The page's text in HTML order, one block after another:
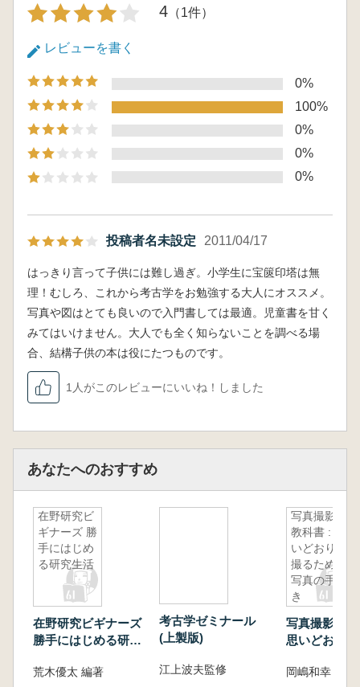
4 （1件）
レビューを書く
0%
100%
0%
0%
0%
投稿者名未設定 2011/04/17
はっきり言って子供には難し過ぎ。小学生に宝篋印塔は無
理！むしろ、これから考古学をお勉強する大人にオススメ。
写真や図はとても良いので入門書しては最適。児童書を甘く
みてはいけません。大人でも全く知らないことを調べる場
合、結構子供の本は役にたつものです。
1人がこのレビューにいいね！しました
あなたへのおすすめ
在野研究ビ
ギナーズ 勝
手にはじめ
る研究生活
在野研究ビギナーズ
勝手にはじめる研究
荒木優太 編著
考古学ゼミナール
(上製版)
江上波夫監修
写真撮影の
教科書 : 思
いどおりに
撮るための
写真の手引
き
写真撮影の
思いどおり
岡嶋和幸 著